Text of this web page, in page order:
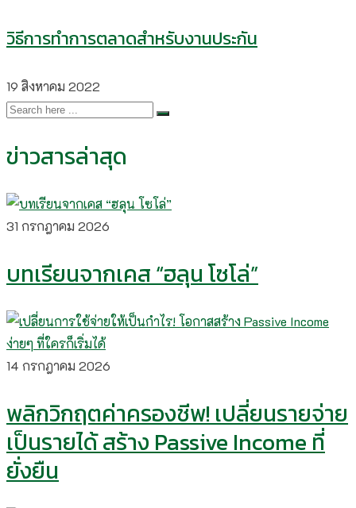
วิธีการทำการตลาดสำหรับงานประกัน
19 สิงหาคม 2022
ข่าวสารล่าสุด
31 กรกฎาคม 2026
บทเรียนจากเคส “ฮลุน โซโล่”
14 กรกฎาคม 2026
พลิกวิกฤตค่าครองชีพ! เปลี่ยนรายจ่าย
เป็นรายได้ สร้าง Passive Income ที่
ยั่งยืน